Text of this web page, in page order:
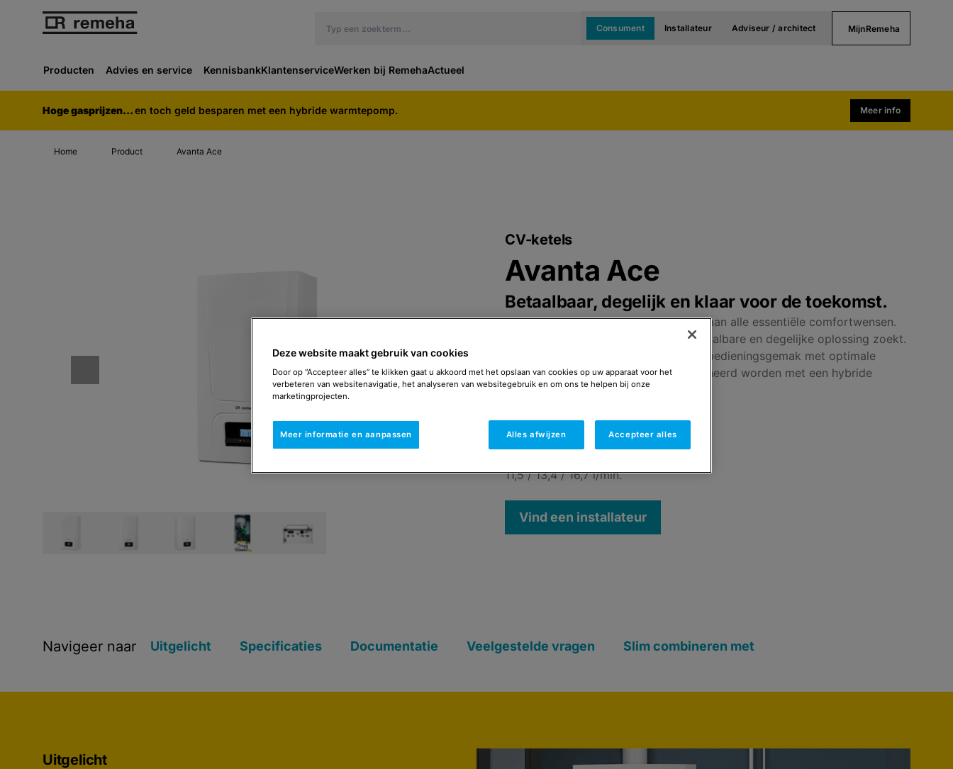
Consument Installateur Adviseur / architect MijnRemeha
Producten Advies en service KennisbankKlantenserviceWerken bij RemehaActueel
Hoge gasprijzen...en toch geld besparen met een hybride warmtepomp. Meer info
Home Product Avanta Ace
CV-ketels
Avanta Ace
Betaalbaar, degelijk en klaar voor de toekomst.
Hoogrendement cv-ketel die voldoet aan alle essentiële comfortwensen.
Ideaal voor wie een betrouwbare, betaalbare en degelijke oplossing zoekt.
De Avanta Ace combineert een hoog bedieningsgemak met optimale
prestaties en kan eenvoudig gecombineerd worden met een hybride
warmtepomp of zonneboiler.
Verkrijgbaar als
CW3 / CW4 / CW5
11,5 / 13,4 / 16,7 l/min.
Vind een installateur
Navigeer naar Uitgelicht Specificaties Documentatie Veelgestelde vragen Slim combineren met
Uitgelicht
Deze website maakt gebruik van cookies
Door op “Accepteer alles” te klikken gaat u akkoord met het opslaan van cookies op uw apparaat voor het
verbeteren van websitenavigatie, het analyseren van websitegebruik en om ons te helpen bij onze
marketingprojecten.
Meer informatie en aanpassen Alles afwijzen Accepteer alles